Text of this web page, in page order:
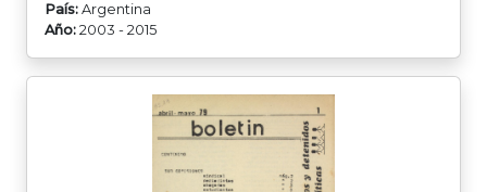
País: Argentina
Año: 2003 - 2015